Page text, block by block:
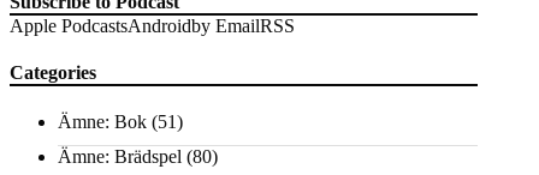
Apple PodcastsAndroidby EmailRSS
Categories
Ämne: Bok (51)
Ämne: Brädspel (80)